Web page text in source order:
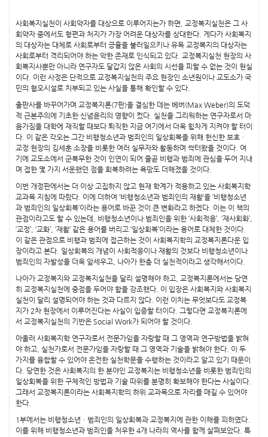
사회복지실천이 사회약자를 대상으로 이루어지는가 하면, 교정복지실천은 그 사
회약자 중에서도 형편과 처지가 가장 어려운 대상자를 상대한다. 게다가 사회복지
의 대상자는 대체로 사회로부터 긍휼을 불러일으키나 유독 교정복지의 대상자는
사회로부터 격리되어야 하는 악한 존재로 인식되고 있다. 교정복지실천 현장의 사
회복지사뿐만 아니라 연구자도 달갑지 않은 사회의 시선을 피할 수 없는 것이 현실
이다. 이런 사정은 단적으로 교정복지실천의 주요 현장인 소년원이나 교도소가 국
민의 혐오시설로 치부되고 있는 사실을 통해 확인할 수 있다.
출판사를 바꾸어가며 교정복지론(7판)을 결심한 데는 베버(Max Weber)의 도덕
적 근본주의에 기초한 신념윤리의 영향이 컸다. 실천을 그리워하는 연구자로서 마
음가짐을 대학에 재직할 때보다 퇴직한 지금 여기에서 더욱 힘차게 지켜야 할 터이
다. 이 같은 각오는 그간 비행청소년과 범죄인의 일상회복을 위해 헌신한 보호ㆍ
교정 현장의 김세훈 소장을 비롯한 여러 실무자와 활동하며 싹터왔을 것이다. 여
기에 교도소에서 군복무한 것이 인연이 되어 줄곧 비행과 범죄에 관심을 두어 지내
며 접한 몇 가지 서운했던 점을 회복하려는 욕망도 더해졌을 것이다.
이번 개정판에서는 더 이상 고집하지 않고 현재 학계가 적용하고 있는 사회복지학
교과목 지침에 따랐다. 이에 더하여 ‘비행청소년과 범죄인의 재활’을 ‘비행청소년
과 범죄인의 일상회복’이라는 용어로 바꾼 것이 큰 변화라고 하겠다. 이는 이 책의
관점이라고도 할 수 있는데, 비행청소년이나 범죄인을 위한 ‘사회적응’, ‘재사회화’,
‘교정’, ‘교화’, ‘재활’ 같은 용어를 버리고 ‘일상회복’이라는 용어로 대체한 것이다.
이 같은 관점으로 비행과 범죄에 접근하는 것이 사회복지학의 교정복지론다운 입
장이라고 본다. 일상회복의 개념이 사회적응이나 재활의 것보다 비행청소년이나
범죄인의 자발성을 더욱 앞세우고, 나아가 한층 더 실천적이라고 생각해서이다.
나아가 교정복지와 교정복지실천을 달리 설명해야 하고, 교정복지론에서는 당연
히 교정복지실천에 중점을 두어야 함을 강조했다. 이 입장은 사회복지와 사회복지
실천이 달리 설명되어야 하는 것과 다르지 않다. 이런 이치는 무엇보다도 교정복
지가 2차 현장에서 이루어진다는 사실이 입증할 터이다. 그렇다면 교정복지론에
서 교정복지실천의 기반은 Social Work가 되어야 할 것이다.
아울러 사회복지학 연구자로서 전문가임을 자랑할 때 그 영역과 연구방법을 밝혀
야 하고, 실천가로서 전문가임을 자랑할 때 그 영역과 기술을 밝혀야 한다. 이 두
가지를 융합할 수 있어야 온전한 실천학문을 수행하는 것이라고 알고 있기 때문이
다. 당연한 것은 사회복지의 한 분야인 교정복지는 비행청소년을 비롯한 범죄인의
일상회복을 위한 구체적인 방법과 기술 따위를 분명히 확보해야 한다는 사실이다.
그래서 교정복지론이라는 사회복지학의 하위 교과목으로 자리를 매길 수 있어야
한다.
1부에서는 비행청소년ㆍ범죄인의 일상회복과 교정복지에 관한 이해를 꾀하였다.
이를 위해 비행청소년과 범죄인을 처우한 4개 나라의 역사를 함께 살펴보았다. 특